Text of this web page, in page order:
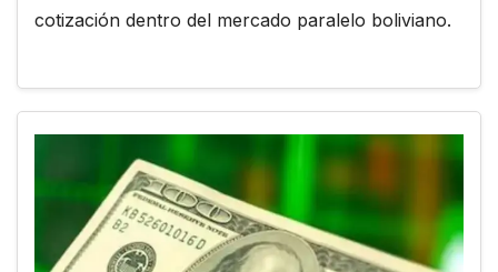
cotización dentro del mercado paralelo boliviano.